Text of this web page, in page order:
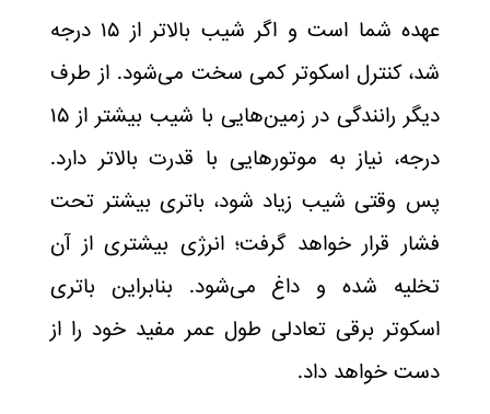
عهده شما است و اگر شیب بالاتر از ۱۵ درجه
شد، کنترل اسکوتر کمی سخت می‌شود. از طرف
دیگر رانندگی در زمین‌هایی با شیب بیشتر از ۱۵
درجه، نیاز به موتورهایی با قدرت بالاتر دارد.
پس وقتی شیب زیاد شود، باتری بیشتر تحت
فشار قرار خواهد گرفت؛ انرژی بیشتری از آن
تخلیه شده و داغ می‌شود. بنابراین باتری
اسکوتر برقی تعادلی طول عمر مفید خود را از
دست خواهد داد.